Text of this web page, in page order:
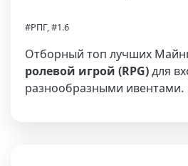
#РПГ, #1.6
Отборный топ лучших
ролевой игрой (RPG)для
разнообразными ивентами.